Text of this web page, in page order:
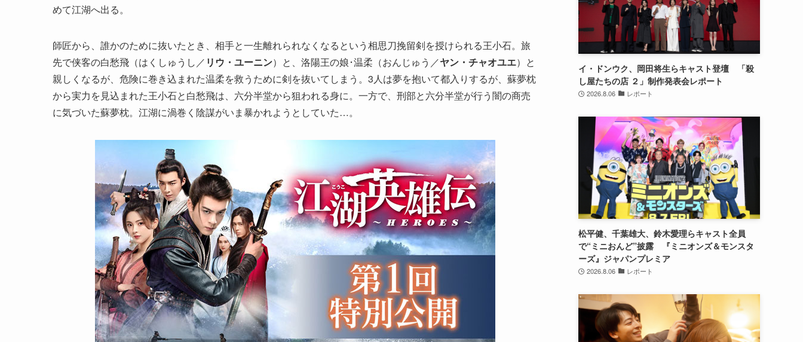
めて江湖へ出る。
師匠から、誰かのために抜いたとき、相手と一生離れられなくなるという相思刀挽留剣を授けられる王小石。旅
先で侠客の白愁飛（はくしゅうし／ リウ・ユーニン）と、洛陽王の娘･温柔（おんじゅう／ヤン・チャオユエ）と
親しくなるが、危険に巻き込まれた温柔を救うために剣を抜いてしまう。3人は夢を抱いて都入りするが、蘇夢枕
から実力を見込まれた王小石と白愁飛は、六分半堂から狙われる身に。一方で、刑部と六分半堂が行う闇の商売
に気づいた蘇夢枕。江湖に渦巻く陰謀がいま暴かれようとしていた…。
イ・ドンウク、岡田将生らキャスト登壇 「殺
し屋たちの店 ２」制作発表会レポート
2026.8.06 レポート
松平健、千葉雄大、鈴木愛理らキャスト全員
で“ミニおんど”披露 『ミニオンズ＆モンスタ
ーズ』ジャパンプレミア
2026.8.06 レポート